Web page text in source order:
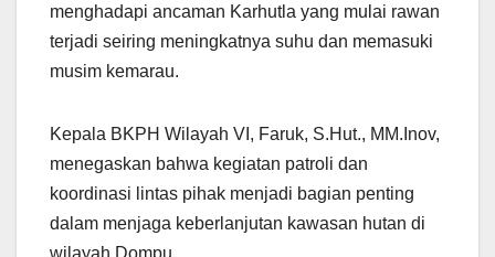
menghadapi ancaman Karhutla yang mulai rawan
terjadi seiring meningkatnya suhu dan memasuki
musim kemarau.
Kepala BKPH Wilayah VI, Faruk, S.Hut., MM.Inov,
menegaskan bahwa kegiatan patroli dan
koordinasi lintas pihak menjadi bagian penting
dalam menjaga keberlanjutan kawasan hutan di
wilayah Dompu.